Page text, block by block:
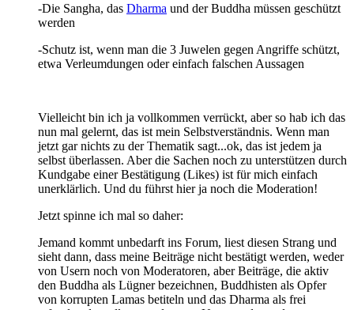
-Die Sangha, das Dharma und der Buddha müssen geschützt
werden
-Schutz ist, wenn man die 3 Juwelen gegen Angriffe schützt,
etwa Verleumdungen oder einfach falschen Aussagen
Vielleicht bin ich ja vollkommen verrückt, aber so hab ich das
nun mal gelernt, das ist mein Selbstverständnis. Wenn man
jetzt gar nichts zu der Thematik sagt...ok, das ist jedem ja
selbst überlassen. Aber die Sachen noch zu unterstützen durch
Kundgabe einer Bestätigung (Likes) ist für mich einfach
unerklärlich. Und du führst hier ja noch die Moderation!
Jetzt spinne ich mal so daher:
Jemand kommt unbedarft ins Forum, liest diesen Strang und
sieht dann, dass meine Beiträge nicht bestätigt werden, weder
von Usern noch von Moderatoren, aber Beiträge, die aktiv
den Buddha als Lügner bezeichnen, Buddhisten als Opfer
von korrupten Lamas betiteln und das Dharma als frei